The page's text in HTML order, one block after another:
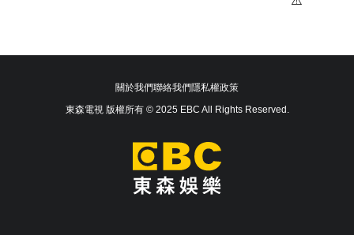
關於我們聯絡我們隱私權政策
東森電視 版權所有 © 2025 EBC All Rights Reserved.